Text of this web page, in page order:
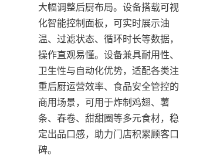
大幅调整后厨布局。设备搭载可视
化智能控制面板，可实时展示油
温、过滤状态、循环时长等数据，
操作直观易懂。设备兼具耐用性、
卫生性与自动化优势，适配各类注
重后厨运营效率、食品安全管控的
商用场景，可用于炸制鸡翅、薯
条、春卷、甜甜圈等多元食材，稳
定出品口感，助力门店积累顾客口
碑。